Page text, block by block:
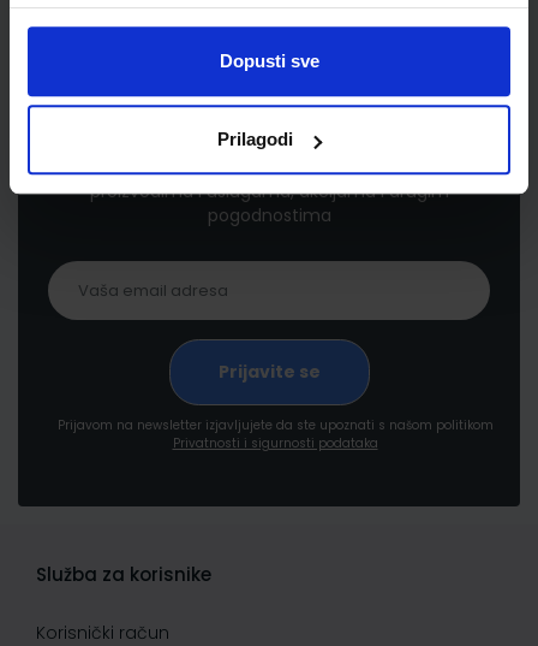
Dopusti sve
Prilagodi
Newsletter prijava
Prijavite se kako bi primali informacije o novim
proizvodima i uslugama, akcijama i drugim
pogodnostima
Prijavom na newsletter izjavljujete da ste upoznati s našom politikom
Privatnosti i sigurnosti podataka
Služba za korisnike
Korisnički račun